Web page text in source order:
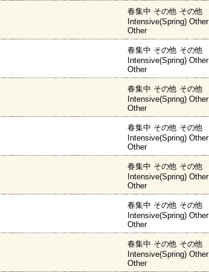
春集中 その他 その他
Intensive(Spring) Other
Other
春集中 その他 その他
Intensive(Spring) Other
Other
春集中 その他 その他
Intensive(Spring) Other
Other
春集中 その他 その他
Intensive(Spring) Other
Other
春集中 その他 その他
Intensive(Spring) Other
Other
春集中 その他 その他
Intensive(Spring) Other
Other
春集中 その他 その他
Intensive(Spring) Other
Other